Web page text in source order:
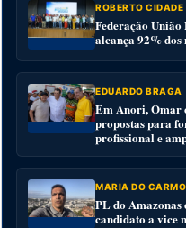
ROBERTO CIDADE
Federação
alcança 92%
EDUARDO BRAGA
Em Anori, Omar
propostas para
profissional e
MARIA DO
PL do
candidato a vice